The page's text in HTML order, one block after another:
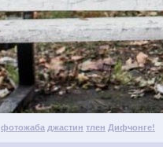
фотожаба джастин тлен Дифчонге!